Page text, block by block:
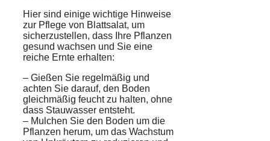
Hier sind einige wichtige Hinweise
zur Pflege von Blattsalat, um
sicherzustellen, dass Ihre Pflanzen
gesund wachsen und Sie eine
reiche Ernte erhalten:
– Gießen Sie regelmäßig und
achten Sie darauf, den Boden
gleichmäßig feucht zu halten, ohne
dass Stauwasser entsteht.
– Mulchen Sie den Boden um die
Pflanzen herum, um das Wachstum